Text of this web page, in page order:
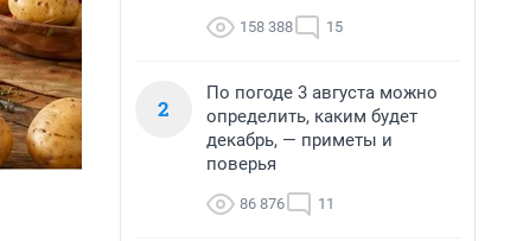
158 388 15
2
По погоде 3 августа можно
определить, каким будет
декабрь, — приметы и
поверья
86 876 11